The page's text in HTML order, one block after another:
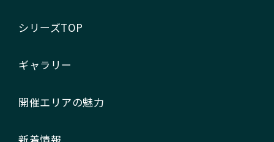
シリーズTOP
ギャラリー
開催エリアの魅力